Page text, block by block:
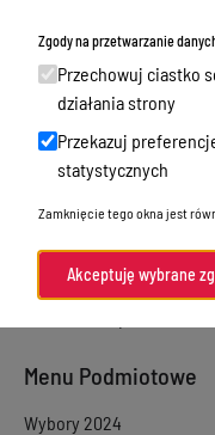
Sprawy załatwiane
Oświadczenia majątkowe
e-Puap/ e-Doręczenia
Akty prawne
Menu Podmiotowe
Wybory 2024
Zgody na przetwarzanie
Przechowuj ciastko
działania strony
Przekazuj
statystycznych
Zamknięcie tego okna jest
Akceptuję wybrane